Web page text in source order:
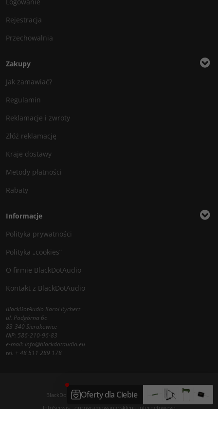
Rejestracja
Przechowalnia
Zakupy
Jak zamawiać?
Regulamin
Reklamacje i zwroty
Złóż reklamację
Kraje dostawy
Metody płatności
Rabaty
Informacje
Polityka prywatności
Polityka „cookies”
O firmie BlackDotAudio
Kontakt z BlackDotAudio
BlackDotAudio Karol Rychert
ul. Podgórna 6c
83-340 Sierakowice
NIP: 586-210-96-83
e-mail:info@blackdotaudio.eu
tel. + 48 511 289 178
BlackDotAudio - najlepsze komponenty DIY audio
InfoSerwis-oprogramowanie sklepu internetowego